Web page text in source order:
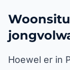
Hoewel er in